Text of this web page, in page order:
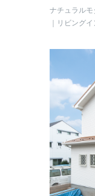
塾併用
ナチュラルモ
リビング